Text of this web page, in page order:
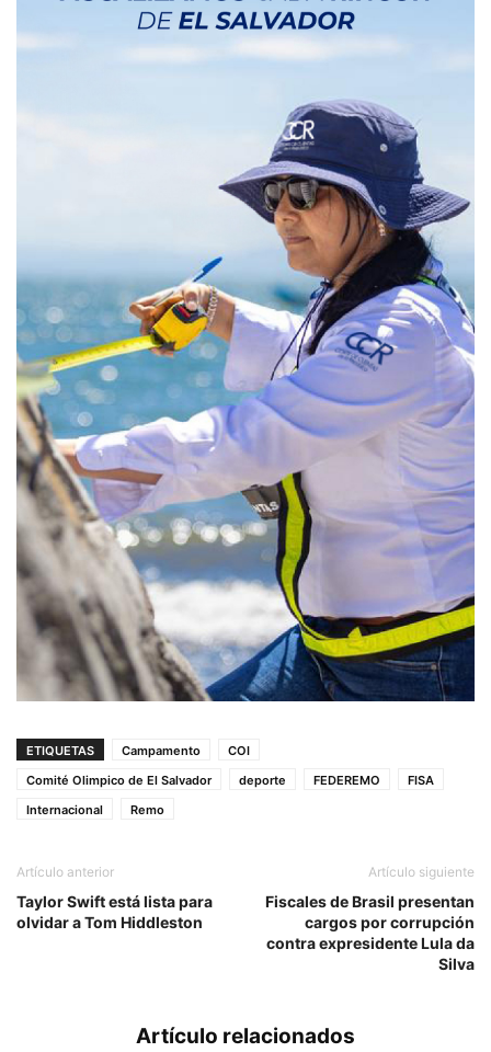
ETIQUETAS Campamento
COI
Comité Olimpico de El Salvador
deporte FEDEREMO
FISA
Internacional
Remo
Artículo anterior
Taylor Swift está lista para
olvidar a Tom Hiddleston
Artículo siguiente
Fiscales de Brasil presentan
cargos por corrupción
contra expresidente Lula da
Silva
Artículo relacionados